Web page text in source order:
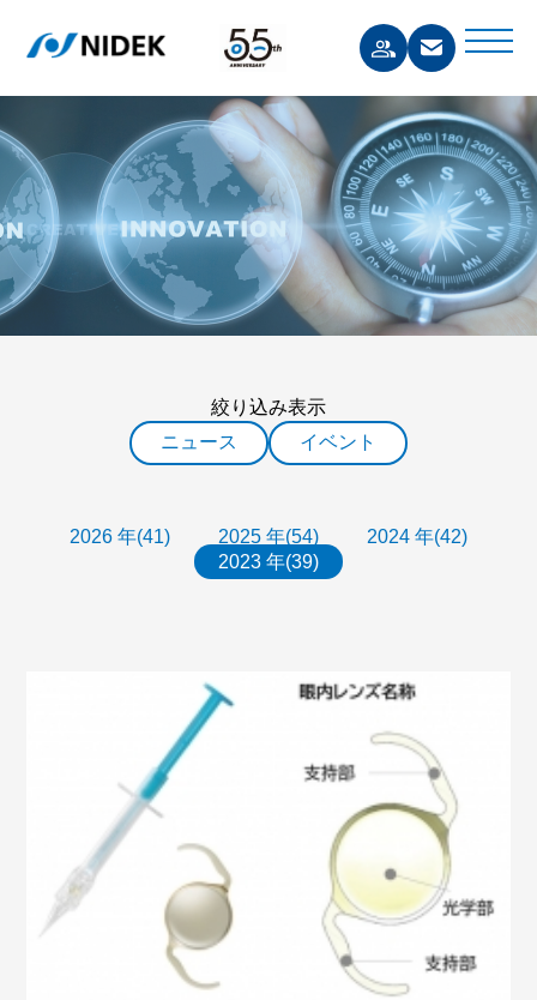
絞り込み表示
ニュース
イベント
2026 年(41) 2025 年(54)
2024 年(42)
2023 年(39)